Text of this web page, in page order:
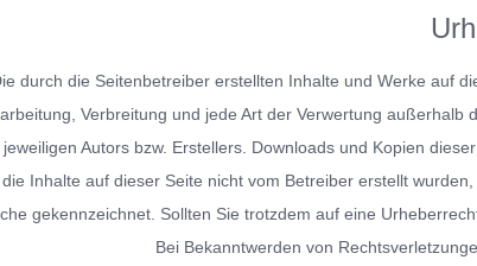
durch die Seitenbetreiber erstellten Inhalte und Werke auf
Verbreitung und jede Art der Verwertung
jeweiligen Autors bzw. Erstellers. Downloads und Kopien
die Inhalte auf dieser Seite nicht vom Betreiber erstellt
gekennzeichnet. Sollten Sie trotzdem auf eine
Bei Bekanntwerden von